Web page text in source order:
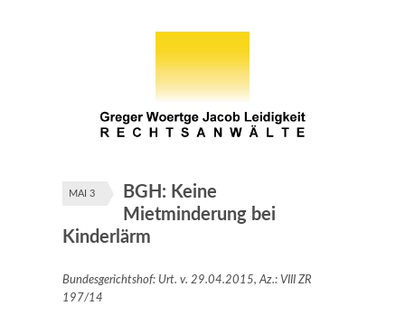
MAI 3
BGH: Keine
Mietminderung bei
Kinderlärm
Bundesgerichtshof: Urt. v. 29.04.2015, Az.: VIII ZR
197/14